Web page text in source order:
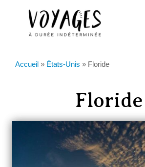
Accueil » États-Unis » Floride
Floride